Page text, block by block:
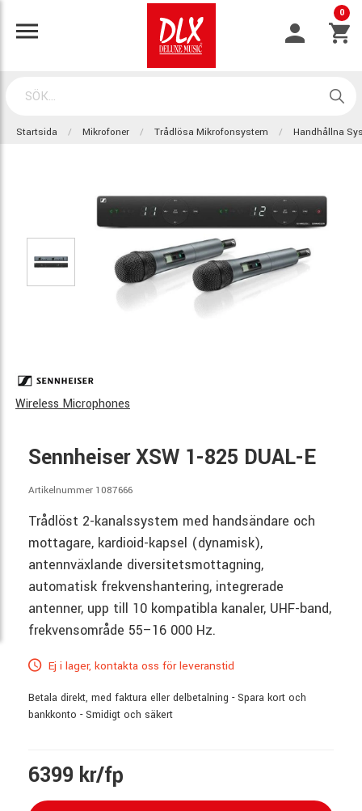
0
Startsida Mikrofoner Trådlösa Mikrofonsystem Handhållna
Wireless Microphones
Sennheiser XSW 1-825 DUAL-E
Artikelnummer 1087666
Trådlöst 2-kanalssystem med handsändare och
mottagare, kardioid-kapsel (dynamisk),
antennväxlande diversitetsmottagning,
automatisk frekvenshantering, integrerade
antenner, upp till 10 kompatibla kanaler, UHF-band,
frekvensområde 55–16 000 Hz.
Ej i lager, kontakta oss för leveranstid
Betala direkt, med faktura eller delbetalning - Spara kort och
bankkonto - Smidigt och säkert
6399 kr/fp